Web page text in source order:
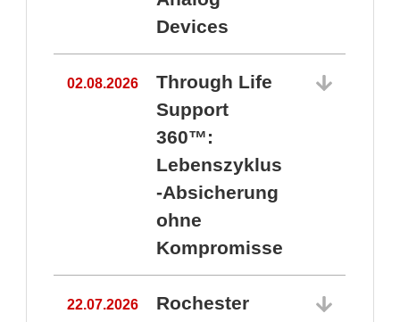
Devices
02.08.2026
Through Life
Support
360™:
Lebenszyklus
-Absicherung
ohne
Kompromisse
22.07.2026
Rochester